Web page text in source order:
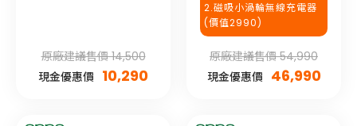
原廠建議售價 14,500
現金優惠價 10,290
2.磁吸小渦輪無線充電器
(價值2990)
原廠建議售價 54,990
現金優惠價 46,990